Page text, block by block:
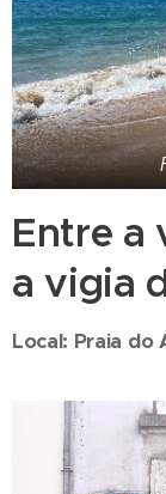
Entre a
a vigia
Local: Praia do